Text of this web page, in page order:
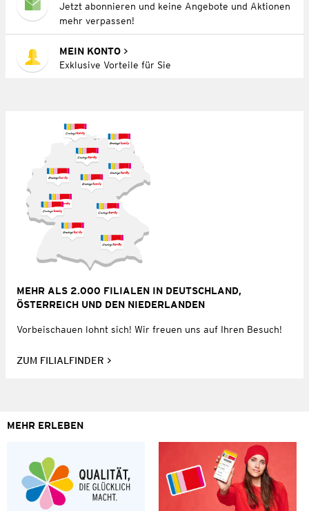
Jetzt abonnieren und keine Angebote und Aktionen
mehr verpassen!
MEIN KONTO
Exklusive Vorteile für Sie
MEHR ALS 2.000 FILIALEN IN DEUTSCHLAND,
ÖSTERREICH UND DEN NIEDERLANDEN
Vorbeischauen lohnt sich! Wir freuen uns auf Ihren Besuch!
ZUM FILIALFINDER
MEHR ERLEBEN